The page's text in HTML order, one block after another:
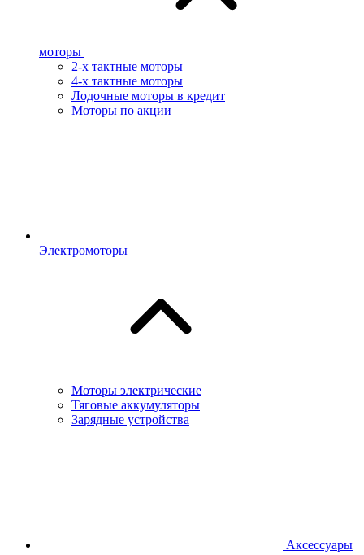
моторы
2-х тактные моторы
4-х тактные моторы
Лодочные моторы в кредит
Моторы по акции
Электромоторы
Моторы электрические
Тяговые аккумуляторы
Зарядные устройства
Аксессуары